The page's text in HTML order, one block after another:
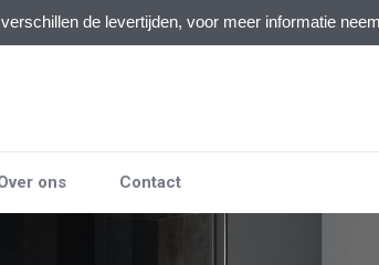
de levertijden, voor meer informatie
ons Contact